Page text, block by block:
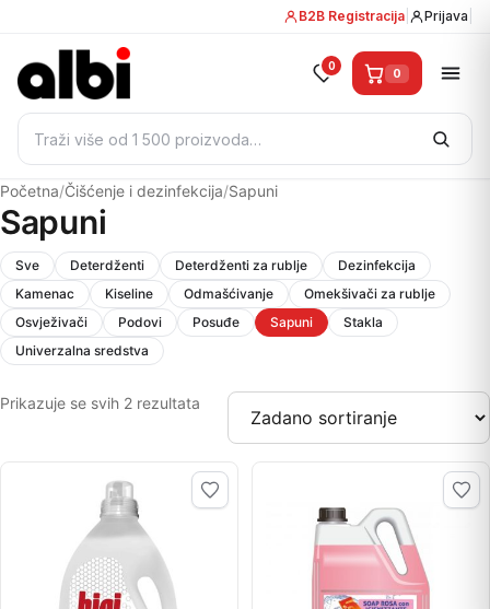
B2B Registracija Prijava
Pretraži:
0 0
Početna/Čišćenje i dezinfekcija/Sapuni
Sapuni
Sve Deterdženti Deterdženti za rublje
Dezinfekcija
Kamenac
Kiseline Odmašćivanje
Omekšivači za rublje
Osvježivači
Podovi Posuđe Sapuni
Stakla
Univerzalna sredstva
Prikazuje se svih 2 rezultata